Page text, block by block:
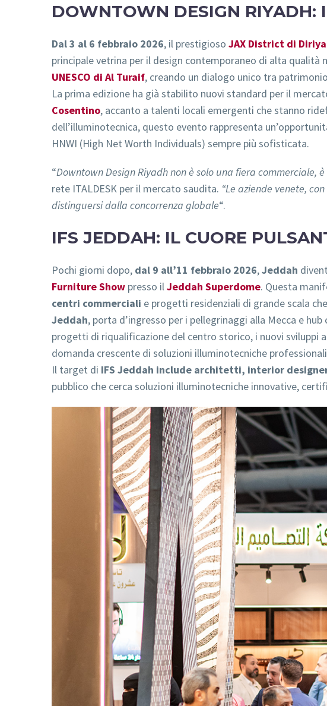
DOWNTOWN DESIGN RIYADH:
Dal 3 al 6 febbraio 2026, il prestigioso JAX District di
principale vetrina per il design contemporaneo di alta qualità
UNESCO di Al Turaif, creando un dialogo unico tra
La prima edizione ha già stabilito nuovi standard per il
Cosentino, accanto a talenti locali emergenti che stanno
dell’illuminotecnica, questo evento rappresenta
HNWI (High Net Worth Individuals) sempre più sofisticata.
“Downtown Design Riyadh non è solo una fiera commerciale,
rete ITALDESK per il mercato saudita. “Le aziende venete,
distinguersi dalla concorrenza globale“.
IFS JEDDAH: IL CUORE
Pochi giorni dopo, dal 9 all’11 febbraio 2026,Jeddah
Furniture Show presso ilJeddah Superdome. Questa
centri commerciali e progetti residenziali di grande scala
Jeddah, porta d’ingresso per i pellegrinaggi alla Mecca e
progetti di riqualificazione del centro storico, i nuovi sviluppi
domanda crescente di soluzioni illuminotecniche
Il target di IFS Jeddah include architetti, interior
pubblico che cerca soluzioni illuminotecniche innovative,